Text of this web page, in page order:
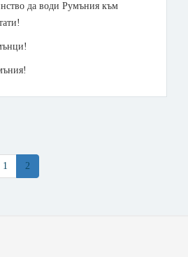
да води Румъния към
1 2